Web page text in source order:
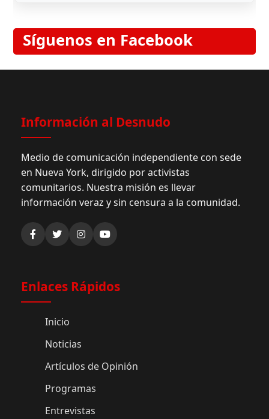
Síguenos en Facebook
Información al Desnudo
Medio de comunicación independiente con sede
en Nueva York, dirigido por activistas
comunitarios. Nuestra misión es llevar
información veraz y sin censura a la comunidad.
Enlaces Rápidos
Inicio
Noticias
Artículos de Opinión
Programas
Entrevistas